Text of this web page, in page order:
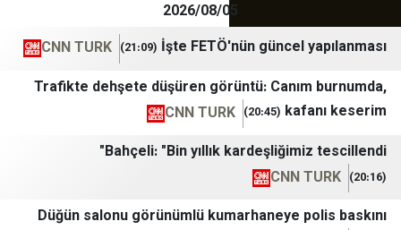
İşte FETÖ'nün güncel
(21:09)
CNN TURK
Trafikte dehşete düşüren görüntü:
(20:45)
CNN TURK
Bahçeli: "Bin yıllık
CNN
Düğün salonu görünümlü kumarhaneye